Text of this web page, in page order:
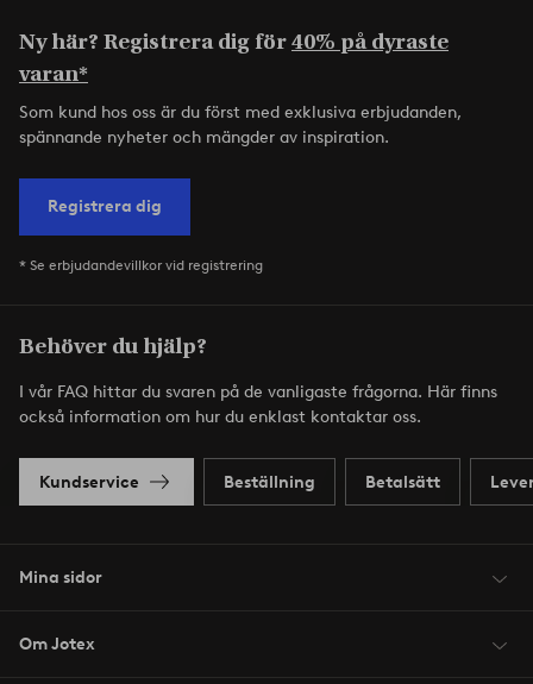
Ny här? Registrera dig för40% på dyraste
varan*
Som kund hos oss är du först med exklusiva erbjudanden,
spännande nyheter och mängder av inspiration.
Registrera dig
* Se erbjudandevillkor vid registrering
Behöver du hjälp?
I vår FAQ hittar du svaren på de vanligaste frågorna. Här finns
också information om hur du enklast kontaktar oss.
Kundservice Beställning Betalsätt
Mina sidor
Om Jotex